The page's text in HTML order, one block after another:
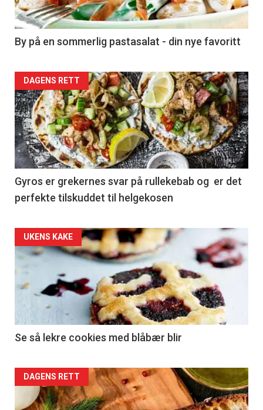
By på en sommerlig pastasalat - din nye favoritt
DAGENS RETT
Gyros er grekernes svar på rullekebab og er det
perfekte tilskuddet til helgekosen
UKENS KAKE
Se så lekre cookies med blåbær blir
DAGENS RETT